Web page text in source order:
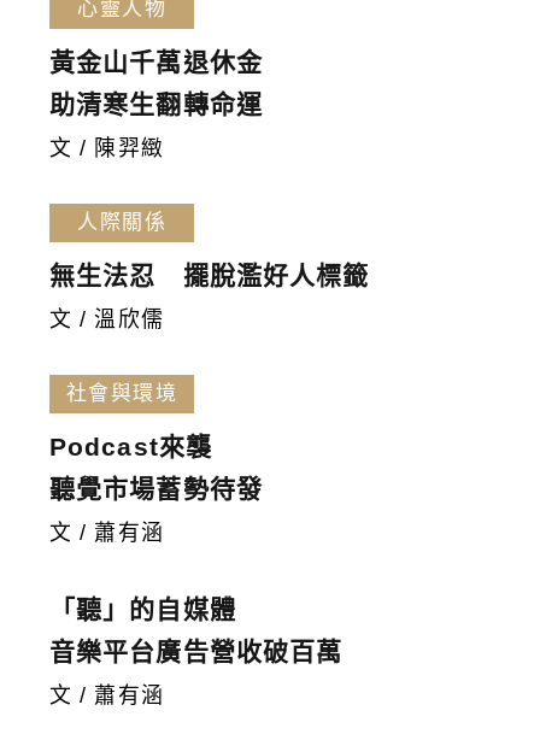
心靈人物
黃金山千萬退休金
助清寒生翻轉命運
文 / 陳羿緻
人際關係
無生法忍 擺脫濫好人標籤
文 / 溫欣儒
社會與環境
Podcast來襲
聽覺市場蓄勢待發
文 / 蕭有涵
「聽」的自媒體
音樂平台廣告營收破百萬
文 / 蕭有涵